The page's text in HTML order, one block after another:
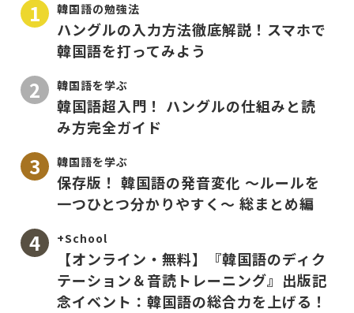
韓国語の勉強法
ハングルの入力方法徹底解説！スマホで
韓国語を打ってみよう
韓国語を学ぶ
韓国語超入門！ ハングルの仕組みと読
み方完全ガイド
韓国語を学ぶ
保存版！ 韓国語の発音変化 〜ルールを
一つひとつ分かりやすく〜 総まとめ編
+School
【オンライン・無料】『韓国語のディク
テーション＆音読トレーニング』出版記
念イベント：韓国語の総合力を上げる！